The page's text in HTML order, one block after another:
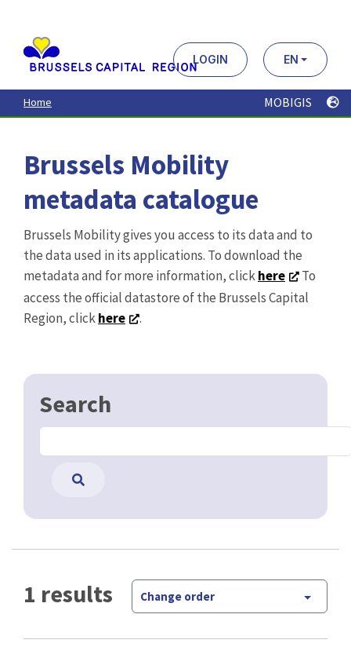
contenu
principal
LOGIN EN
Home MOBIGIS
Brussels Mobility
metadata catalogue
Brussels Mobility gives you access to its data and to
the data used in its applications. To download the
metadata and for more information, clickhere
To
access the official datastore of the Brussels Capital
Region, clickhere .
Search
1 results Change order